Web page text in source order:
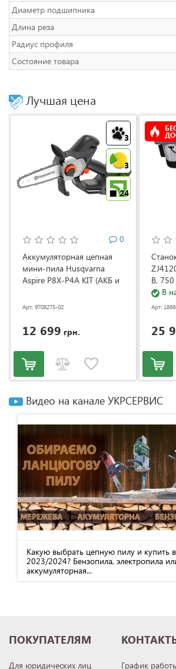
Диаметр подшипника
Длина реза
Радиус профиля
Состояние товара
Лучшая цена
3
3
24
0
Аккумуляторная цепная
мини-пила Husqvarna
Aspire P8X-P4A KIT (АКБ и
Арт: 9708275-02
12 699 грн.
В,
В
Арт:
25
Видео на канале УКРСЕРВИС
Какую выбрать цепную пилу и купить в
2023/2024? Бензопила, электропила
аккумуляторная...
ПОКУПАТЕЛЯМ
Для юридических лиц График